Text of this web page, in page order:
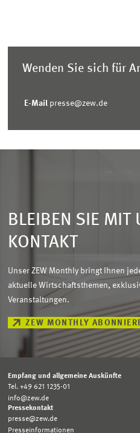
Wenden Sie sich für
E-Mail presse@zew.de
BLEIBEN SIE MIT
KONTAKT
Unser ZEW Monthly bringt Ihnen
aktuelle Wirtschaftsthemen,
Veranstaltungen.
ZEW MONTHLY
Empfang und allgemeine Auskünfte
Tel. +49 621 1235-01
info@zew.de
Pressekontakt
presse@zew.de
Presseinformationen